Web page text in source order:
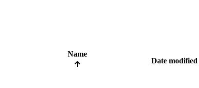
Name
Date modified